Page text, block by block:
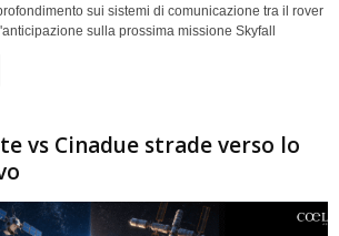
sui sistemi di comunicazione tra il rover
sulla prossima missione Skyfall
vs Cinadue strade verso lo